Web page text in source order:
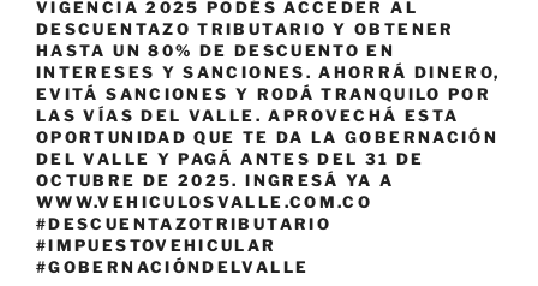
VIGENCIA 2025 PODÉS ACCEDER AL
DESCUENTAZO TRIBUTARIO Y OBTENER
HASTA UN 80% DE DESCUENTO EN
INTERESES Y SANCIONES. AHORRÁ DINERO,
EVITÁ SANCIONES Y RODÁ TRANQUILO POR
LAS VÍAS DEL VALLE. APROVECHÁ ESTA
OPORTUNIDAD QUE TE DA LA GOBERNACIÓN
DEL VALLE Y PAGÁ ANTES DEL 31 DE
OCTUBRE DE 2025. INGRESÁ YA A
WWW.VEHICULOSVALLE.COM.CO
#DESCUENTAZOTRIBUTARIO
#IMPUESTOVEHICULAR
#GOBERNACIÓNDELVALLE